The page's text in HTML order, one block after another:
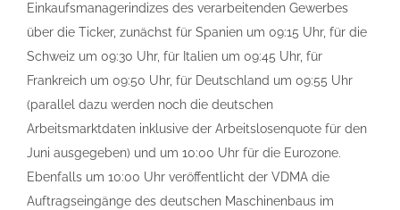
Einkaufsmanagerindizes des verarbeitenden Gewerbes
über die Ticker, zunächst für Spanien um 09:15 Uhr, für die
Schweiz um 09:30 Uhr, für Italien um 09:45 Uhr, für
Frankreich um 09:50 Uhr, für Deutschland um 09:55 Uhr
(parallel dazu werden noch die deutschen
Arbeitsmarktdaten inklusive der Arbeitslosenquote für den
Juni ausgegeben) und um 10:00 Uhr für die Eurozone.
Ebenfalls um 10:00 Uhr veröffentlicht der VDMA die
Auftragseingänge des deutschen Maschinenbaus im